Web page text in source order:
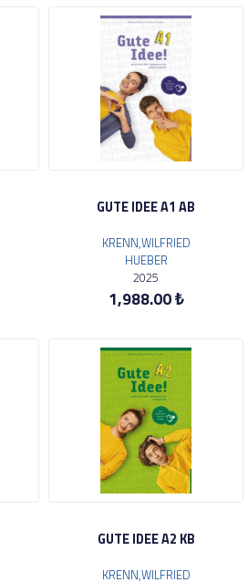
GUTE IDEE A1 AB
KRENN,WILFRIED
HUEBER
2025
1,988.00 ₺
GUTE IDEE A2 KB
KRENN,WILFRIED